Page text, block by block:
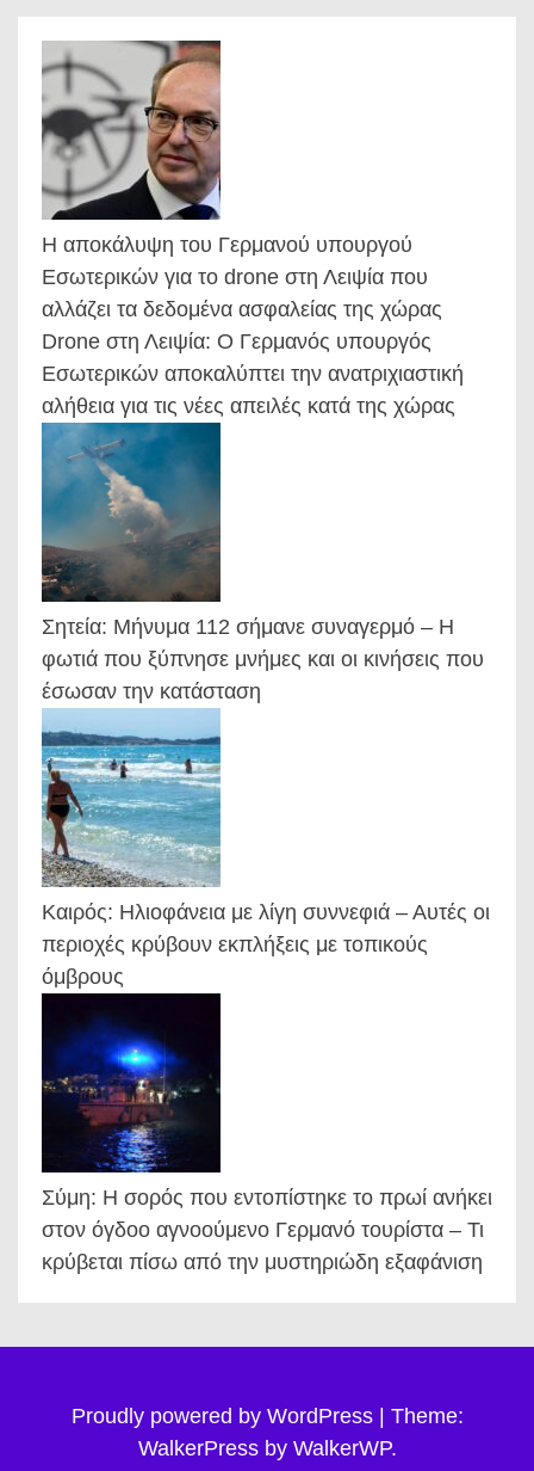
Η αποκάλυψη του Γερμανού υπουργού
Εσωτερικών για το drone στη Λειψία που
αλλάζει τα δεδομένα ασφαλείας της χώρας
Drone στη Λειψία: Ο Γερμανός υπουργός
Εσωτερικών αποκαλύπτει την ανατριχιαστική
αλήθεια για τις νέες απειλές κατά της χώρας
Σητεία: Μήνυμα 112 σήμανε συναγερμό – Η
φωτιά που ξύπνησε μνήμες και οι κινήσεις που
έσωσαν την κατάσταση
Καιρός: Ηλιοφάνεια με λίγη συννεφιά – Αυτές οι
περιοχές κρύβουν εκπλήξεις με τοπικούς
όμβρους
Σύμη: Η σορός που εντοπίστηκε το πρωί ανήκει
στον όγδοο αγνοούμενο Γερμανό τουρίστα – Τι
κρύβεται πίσω από την μυστηριώδη εξαφάνιση
Proudly powered by WordPress
Theme:
WalkerPress by WalkerWP.